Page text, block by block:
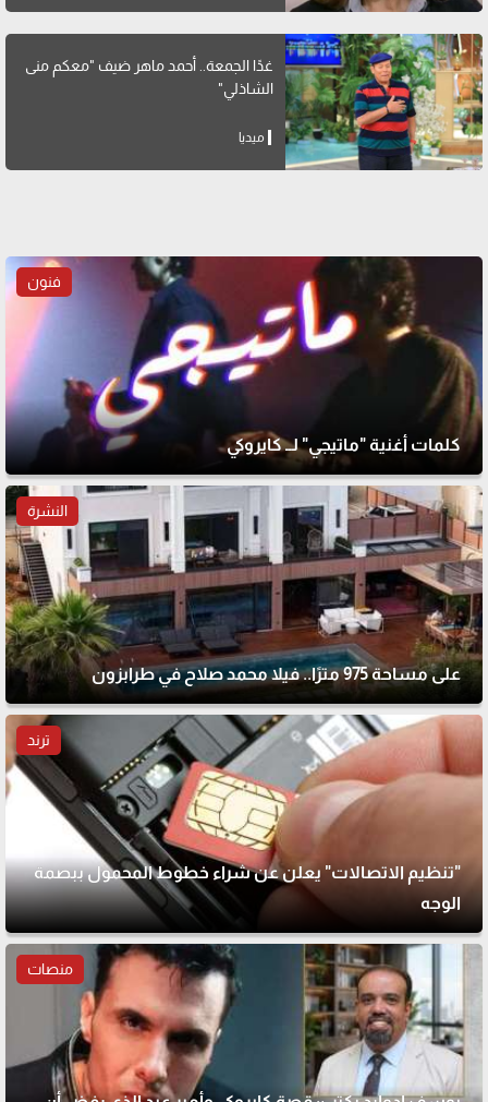
غدًا الجمعة.. أحمد ماهر ضيف "معكم منى
الشاذلي"
ميديا
فنون
كلمات أغنية "ماتيجي" لــ كايروكي
النشرة
على مساحة 975 مترًا.. فيلا محمد صلاح في طرابزون
ترند
"تنظيم الاتصالات" يعلن عن شراء خطوط المحمول ببصمة
الوجه
منصات